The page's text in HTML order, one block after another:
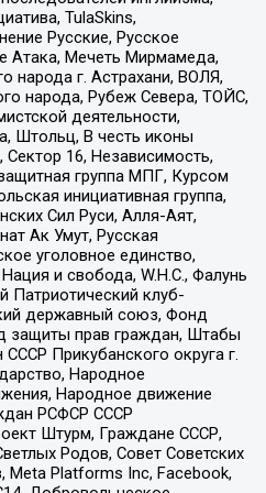
TulaSkins,
Русские, Русское
Атака, Мечеть Мирмамеда,
народа г. Астрахани, ВОЛЯ,
народа, Рубеж Севера, ТОЙС,
деятельности,
Штольц, В честь иконы
16, Независимость,
группа МПГ, Курсом
инициативная группа,
Сил Руси, Алля-Аят,
Ак Умут, Русская
уголовное единство,
и свобода, W.H.С., Фалунь
Патриотический клуб-
державный союз, Фонд
защиты прав граждан, Штабы
Прикубанского округа г.
Народное
Народное движение
РСФСР СССР
Штурм, Граждане СССР,
Родов, Совет Советских
Meta Platforms Inc, Facebook,